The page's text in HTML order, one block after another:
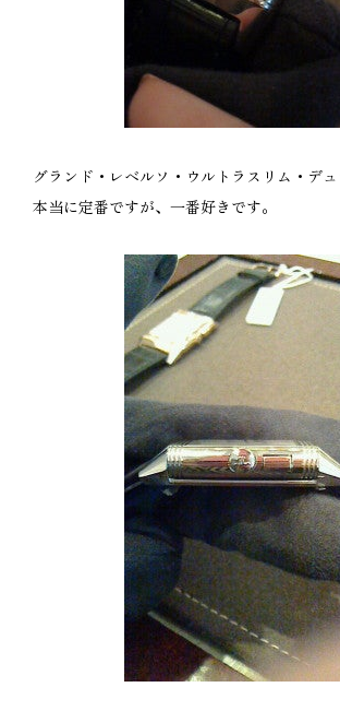
グランド・レベルソ・ウルトラスリム・デュ
本当に定番ですが、一番好きです。